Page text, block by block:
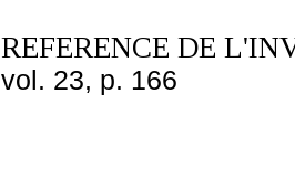
REFERENCE DE
vol. 23, p. 166